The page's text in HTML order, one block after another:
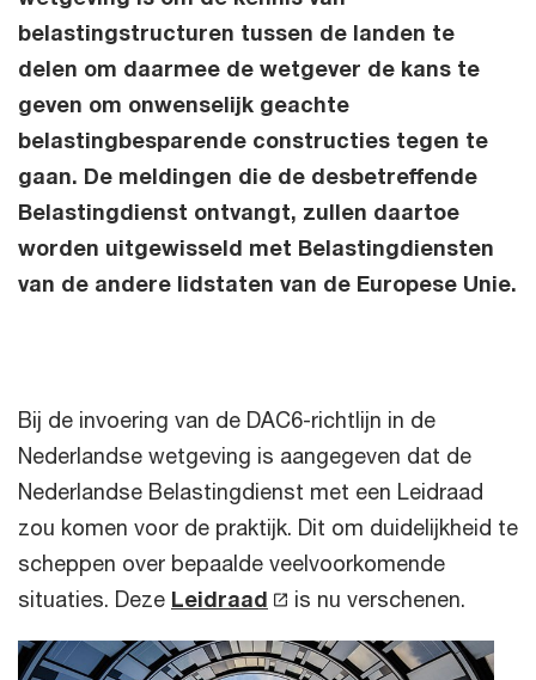
belastingstructuren tussen de landen te
delen om daarmee de wetgever de kans te
geven om onwenselijk geachte
belastingbesparende constructies tegen te
gaan. De meldingen die de desbetreffende
Belastingdienst ontvangt, zullen daartoe
worden uitgewisseld met Belastingdiensten
van de andere lidstaten van de Europese Unie.
Bij de invoering van de DAC6-richtlijn in de
Nederlandse wetgeving is aangegeven dat de
Nederlandse Belastingdienst met een Leidraad
zou komen voor de praktijk. Dit om duidelijkheid te
scheppen over bepaalde veelvoorkomende
situaties. Deze Leidraad is nu verschenen.